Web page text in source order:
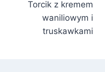
Torcik z kremem
waniliowym i
truskawkami